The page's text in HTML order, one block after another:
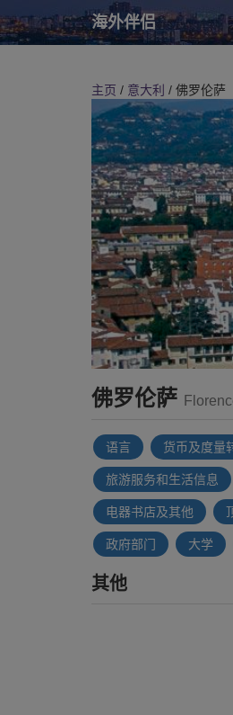
海外伴侣
主页 / 意大利 / 佛罗伦萨
佛罗伦萨
语言 货币及度量
旅游服务和生活信息
电器书店及其他
政府部门 大学
其他